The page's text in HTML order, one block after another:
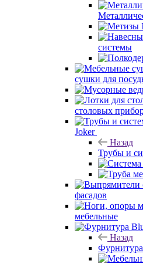
системы
сушки для
столовых
Joker
Назад
Трубы и
фасадов
мебельные
Назад